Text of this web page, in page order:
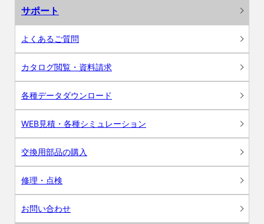
サポート
よくあるご質問
カタログ閲覧・資料請求
各種データダウンロード
WEB見積・各種シミュレーション
交換用部品の購入
修理・点検
お問い合わせ